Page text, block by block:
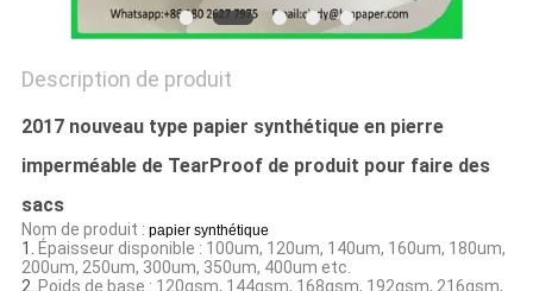
POLITIQUE
CONFIDENTIALITÉ
Description de produit
2017 nouveau type papier synthétique en pierre
imperméable de TearProof de produit pour faire des
sacs
Nom de produit : papier synthétique
1. Épaisseur disponible : 100um, 120um, 140um, 160um, 180um,
200um, 250um, 300um, 350um, 400um etc.
2. Poids de base : 120gsm, 144gsm, 168gsm, 192gsm, 216gsm,